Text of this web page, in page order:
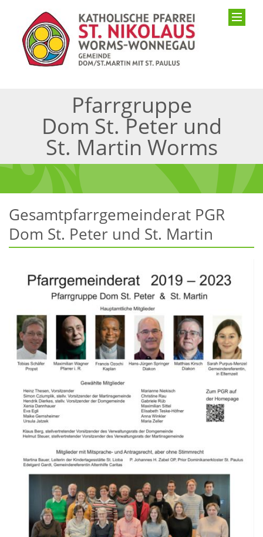
Pfarrgruppe
Dom St. Peter und
St. Martin Worms
Gesamtpfarrgemeinderat PGR
Dom St. Peter und St. Martin